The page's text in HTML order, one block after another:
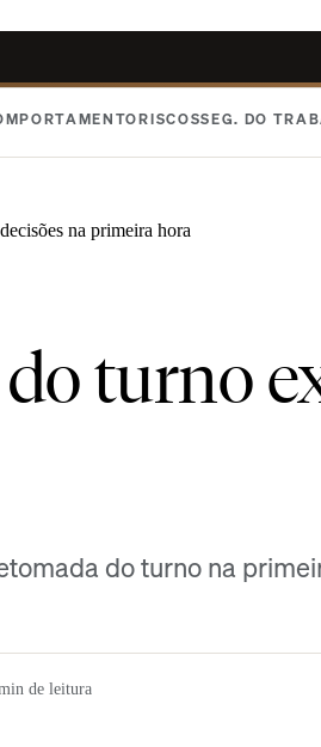
RISCOSSEG. DO
na primeira hora
turno
do turno na
de leitura